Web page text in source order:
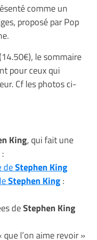
comme un
proposé par Pop
le sommaire
pour ceux qui
Cf les photos ci-
King, qui fait une
deStephen King
Stephen King:
deStephen King
l’on aime revoir »